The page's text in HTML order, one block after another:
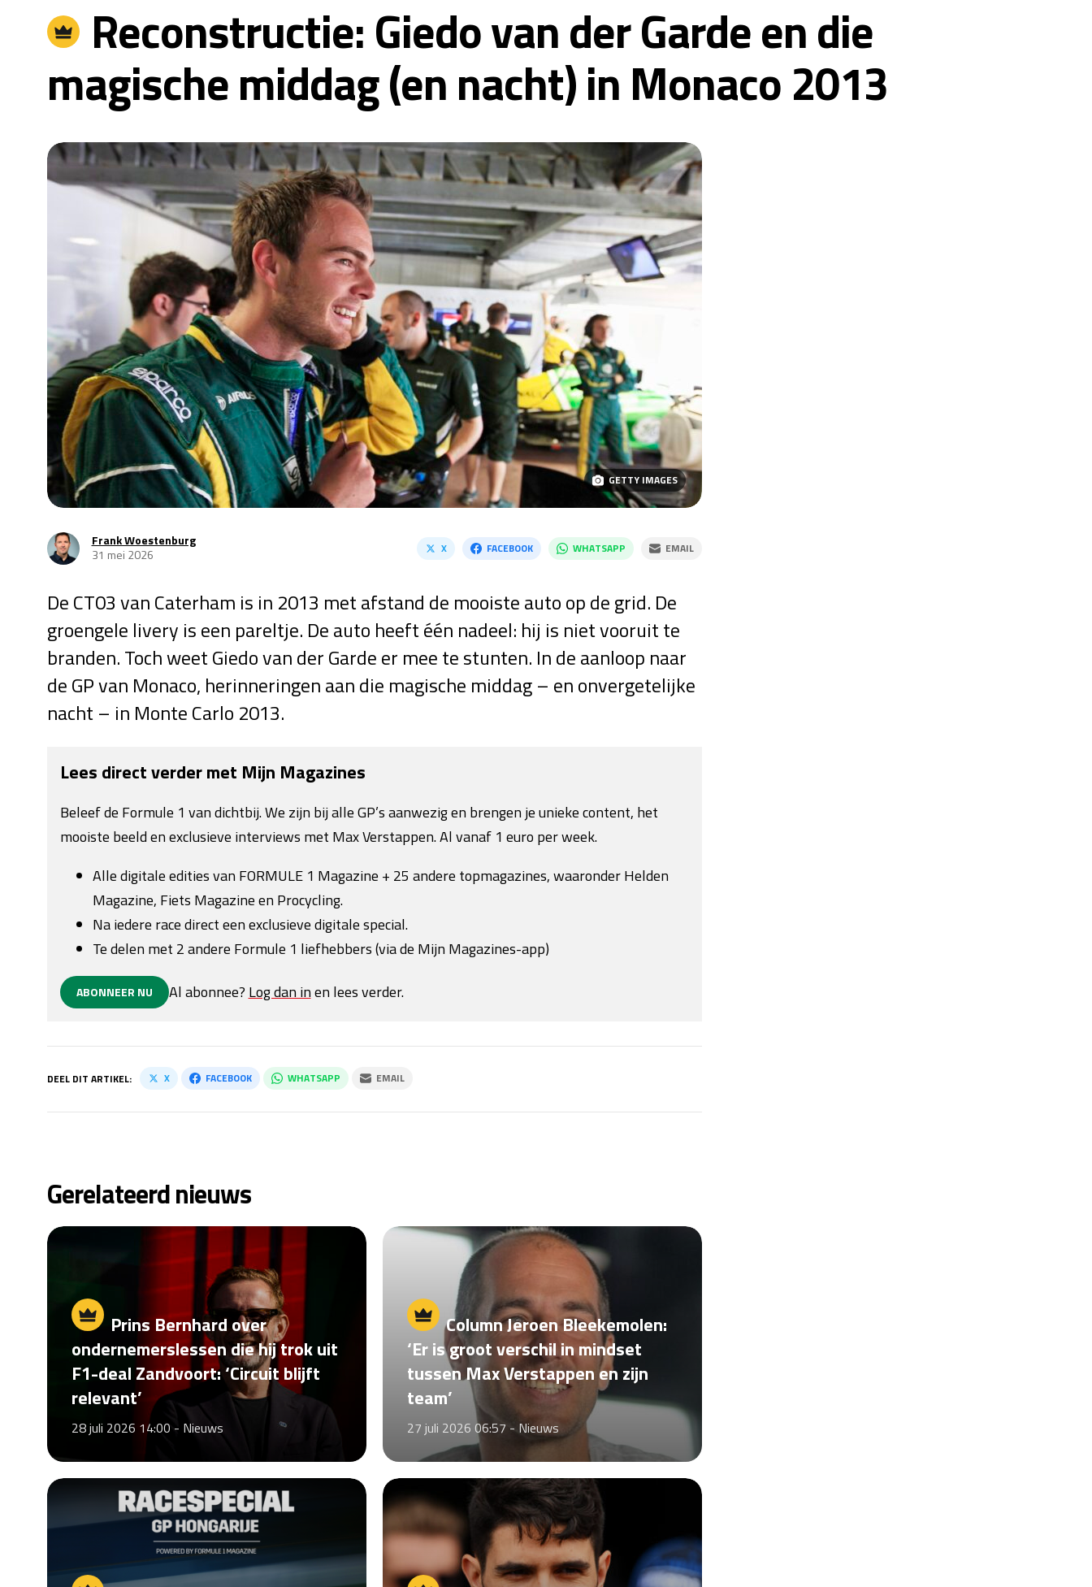
Reconstructie: Giedo van der Garde en die
magische middag (en nacht) in Monaco 2013
GETTY IMAGES
Frank Woestenburg
31 mei 2026
X FACEBOOK WHATSAPP EMAIL
De CT03 van Caterham is in 2013 met afstand de mooiste auto op de grid. De
groengele livery is een pareltje. De auto heeft één nadeel: hij is niet vooruit te
branden. Toch weet Giedo van der Garde er mee te stunten. In de aanloop naar
de GP van Monaco, herinneringen aan die magische middag – en onvergetelijke
nacht – in Monte Carlo 2013.
Lees direct verder met Mijn Magazines
Beleef de Formule 1 van dichtbij. We zijn bij alle GP’s aanwezig en brengen je unieke content, het
mooiste beeld en exclusieve interviews met Max Verstappen. Al vanaf 1 euro per week.
Alle digitale edities van FORMULE 1 Magazine + 25 andere topmagazines, waaronder Helden
Magazine, Fiets Magazine en Procycling.
Na iedere race direct een exclusieve digitale special.
Te delen met 2 andere Formule 1 liefhebbers (via de Mijn Magazines-app)
ABONNEER NU Al abonnee? Log dan inen lees verder.
DEEL DIT ARTIKEL: X FACEBOOK WHATSAPP EMAIL
Gerelateerd nieuws
Prins Bernhard over
ondernemerslessen die hij trok uit
F1-deal Zandvoort: ‘Circuit blijft
relevant’
28 juli 2026 14:00 - Nieuws
Column Jeroen Bleekemolen:
‘Er is groot verschil in mindset
tussen Max Verstappen en zijn
team’
27 juli 2026 06:57 - Nieuws